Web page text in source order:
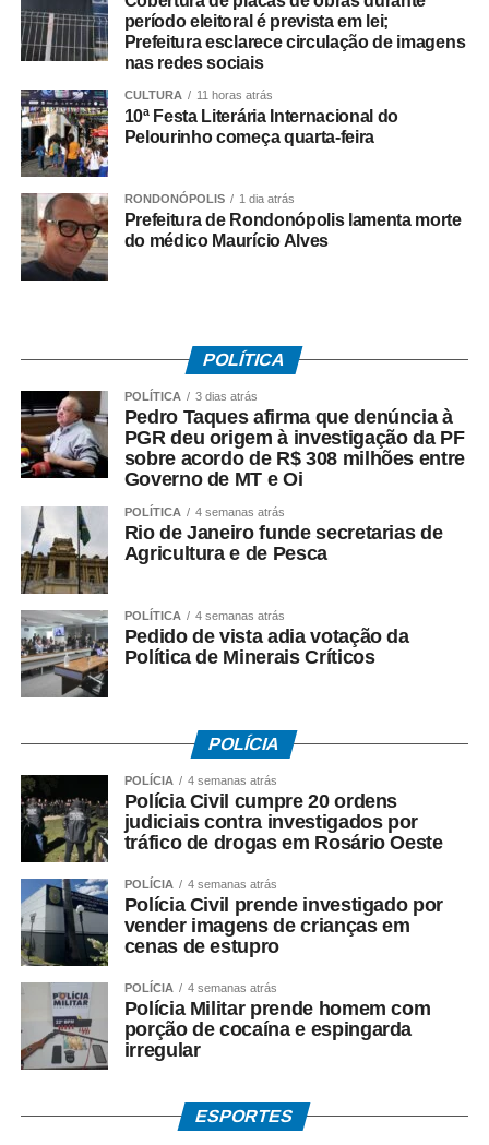
Conflitos, a *Consenso-MT*, não autorizaria esse tipo de
negociação envolvendo créditos tributários.
O ex-governador também disse que sua equipe
identificou movimentações financeiras consideradas
suspeitas envolvendo fundos de investimento ligados aos
valores pagos no acordo. As informações foram reunidas
em uma representação encaminhada à PGR, que
posteriormente resultou na abertura das investigações
pela Polícia Federal.
firmado pelo Governo do Estado e afirmou que:
– *A investigação da PF teve origem* na representação
criminal apresentada por seu escritório;
– *O acordo com a Oi foi ilegal*, em sua avaliação;
– *Houve falhas nos critérios* utilizados para definir os
valores envolvidos;
– *O fluxo dos recursos públicos precisa ser esclarecido*
pelas autoridades responsáveis.
O ex-governador destacou ainda que as medidas
Supremo Tribunal Federal após manifestação da
Procuradoria-Geral da República.
*O que investiga a Polícia Federal*
A Operação Heritage apura se houve irregularidades na
negociação envolvendo recursos públicos destinados ao
acordo com a Oi.
Entre os crimes investigados estão: *organização
criminosa, peculato, lavagem de dinheiro, crimes contra o
Sistema Financeiro Nacional e uso de informação
privilegiada*.
Até o momento, a investigação segue em andamento e
não há condenação de qualquer investigado.
*O que diz Mauro Mendes*
*Mauro Mendes nega todas as acusações.*
Em manifestações públicas, o ex-governador afirma que
o acordo foi celebrado dentro da legalidade, com
período eleitoral é prevista em lei;
Prefeitura esclarece circulação de imagens
nas redes sociais
CULTURA 11 horas atrás
10ª Festa Literária Internacional do
Pelourinho começa quarta-feira
RONDONÓPOLIS 1 dia atrás
Prefeitura de Rondonópolis lamenta morte
do médico Maurício Alves
POLÍTICA
POLÍTICA 3 dias atrás
Pedro Taques afirma que denúncia à
PGR deu origem à investigação da PF
sobre acordo de R$ 308 milhões entre
Governo de MT e Oi
POLÍTICA 4 semanas atrás
Rio de Janeiro funde secretarias de
Agricultura e de Pesca
POLÍTICA 4 semanas atrás
Pedido de vista adia votação da
Política de Minerais Críticos
POLÍCIA
POLÍCIA 4 semanas atrás
Polícia Civil cumpre 20 ordens
judiciais contra investigados por
tráfico de drogas em Rosário Oeste
POLÍCIA 4 semanas atrás
Polícia Civil prende investigado por
vender imagens de crianças em
cenas de estupro
POLÍCIA 4 semanas atrás
Polícia Militar prende homem com
porção de cocaína e espingarda
irregular
ESPORTES